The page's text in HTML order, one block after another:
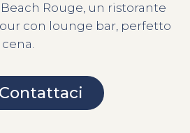
Rouge, un ristorante
con lounge bar, perfetto
Contattaci